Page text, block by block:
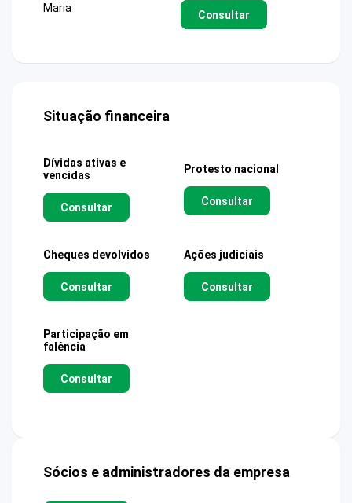
Maria
Consultar
Situação financeira
Dívidas ativas e
vencidas
Consultar
Protesto nacional
Consultar
Cheques devolvidos
Consultar
Ações judiciais
Consultar
Participação em
falência
Consultar
Sócios e administradores da empresa